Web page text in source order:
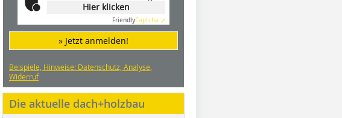
Hier klicken
FriendlyCaptcha ⇗
» Jetzt anmelden!
Beispiele, Hinweise: Datenschutz, Analyse,
Widerruf
Die aktuelle dach+holzbau